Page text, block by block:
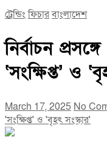
Share
ট্রেন্ডিংফিচারবাংলাদেশ
নির্বাচন
‘সংক্ষিপ্ত’ ও
March 17, 2025 No
'সংক্ষিপ্ত' ও 'বৃহৎ সংস্কার'